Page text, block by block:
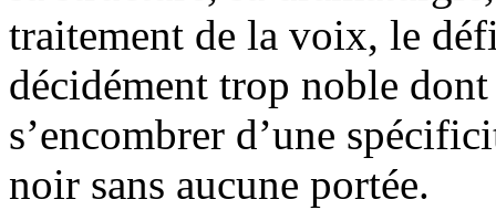
traitement de la voix, le
décidément trop noble
s’encombrer d’une
noir sans aucune portée.